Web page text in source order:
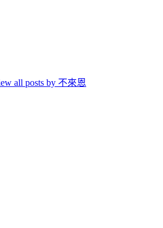
all posts by 不來恩